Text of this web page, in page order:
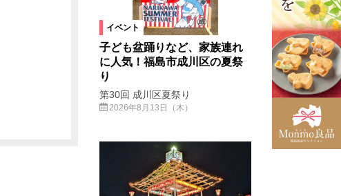
イベント
子ども盆踊りなど、家族連れ
に人気！福島市成川区の夏祭
り
第30回 成川区夏祭り
2026年8月13日（木）